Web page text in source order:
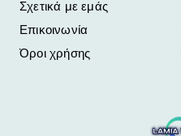
Σχετικά με εμάς
Επικοινωνία
Όροι χρήσης